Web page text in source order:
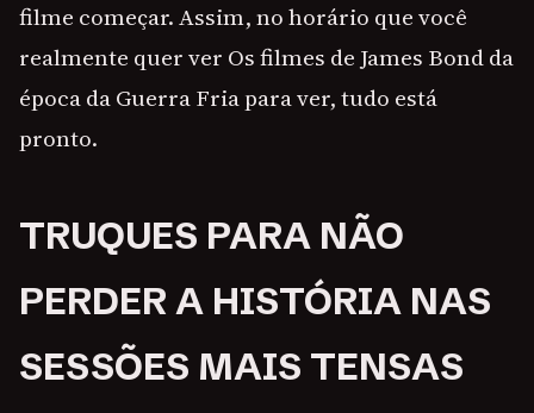
filme começar. Assim, no horário que você
realmente quer ver Os filmes de James Bond da
época da Guerra Fria para ver, tudo está
pronto.
TRUQUES PARA NÃO
PERDER A HISTÓRIA NAS
SESSÕES MAIS TENSAS